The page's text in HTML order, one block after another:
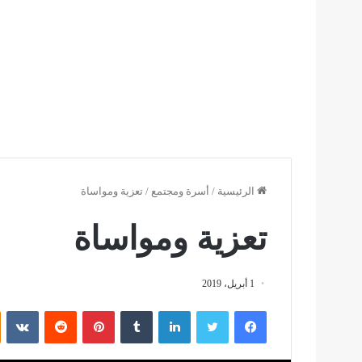
الرئيسية / أسرة ومجتمع / تعزية ومواساة
تعزية ومواساة
1 أبريل، 2019
فيسبوك تويتر لينكدإن بينتيريست